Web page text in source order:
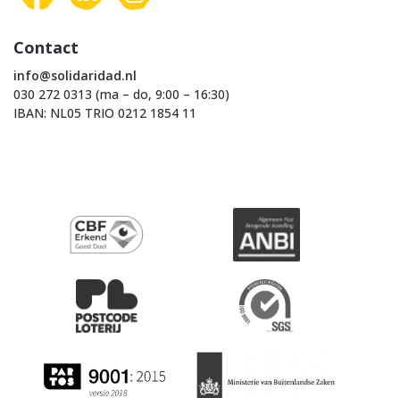
Contact
info@solidaridad.nl
030 272 0313 (ma – do, 9:00 – 16:30)
IBAN: NL05 TRIO 0212 1854 11